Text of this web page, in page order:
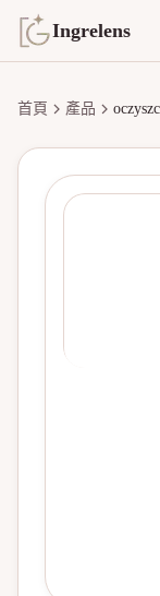
Ingrelens
首頁 產品